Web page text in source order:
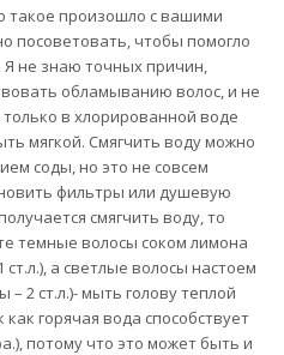
такое произошло с вашими
посоветовать, чтобы помогло
не знаю точных причин,
обламыванию волос, и не
в хлорированной воде
мягкой. Смягчить воду можно
соды, но это не совсем
фильтры или душевую
смягчить воду, то
темные волосы соком лимона
ст.л.), а светлые волосы настоем
2 ст.л.)- мыть голову теплой
горячая вода способствует
потому что это может быть и